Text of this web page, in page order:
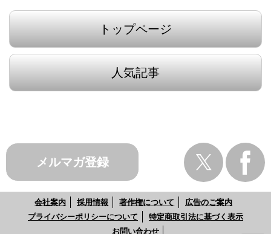
トップページ
人気記事
メルマガ登録
会社案内 採用情報 著作権について
広告のご案内
プライバシーポリシーについて
特定商取引法に基づく表示
お問い合わせ